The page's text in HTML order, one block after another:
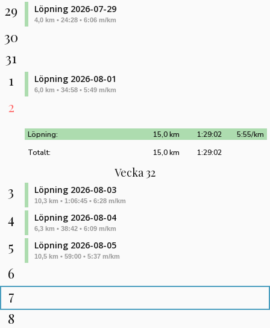
29
Löpning 2026-07-29
4,0 km • 24:28 • 6:06 m/km
30
31
1
Löpning 2026-08-01
6,0 km • 34:58 • 5:49 m/km
2
Löpning: 5:55/km
1:29:02
15,0 km
Totalt:
1:29:02
15,0 km
Vecka 32
3 Löpning 2026-08-03
10,3 km • 1:06:45 • 6:28 m/km
4 Löpning 2026-08-04
6,3 km • 38:42 • 6:09 m/km
5 Löpning 2026-08-05
10,5 km • 59:00 • 5:37 m/km
6
7
8